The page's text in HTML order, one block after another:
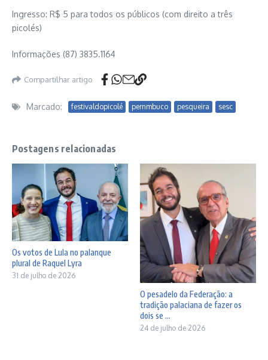
Ingresso: R$ 5 para todos os públicos (com direito a três
picolés)
Informações (87) 3835.1164
Compartilhar artigo
Marcado: festivaldopicolé pernmbuco pesqueira sesc
Postagens relacionadas
Os votos de Lula no palanque
plural de Raquel Lyra
31 de julho de 2026
O pesadelo da Federação: a
tradição palaciana de fazer os
dois se ...
24 de julho de 2026